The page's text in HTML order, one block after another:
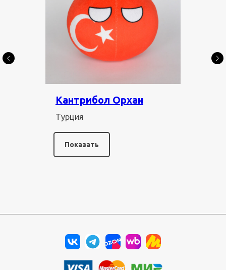
Кантрибол Орхан
Турция
Показать